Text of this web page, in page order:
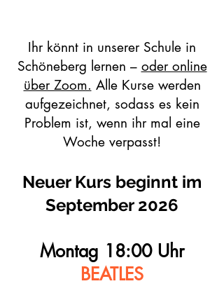
Ihr könnt in unserer Schule in
Schöneberg lernen – oder online
über Zoom. Alle Kurse werden
aufgezeichnet, sodass es kein
Problem ist, wenn ihr mal eine
Woche verpasst!
Neuer Kurs beginnt im
September 2026
Montag 18:00 Uhr
BEATLES